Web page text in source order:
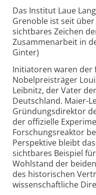
Das Institut Laue
Grenoble ist seit
sichtbares Zeichen
Zusammenarbeit in
Ginter)
Initiatoren waren der
Nobelpreisträger
Leibnitz, der Vater
Deutschland. Maier-
Gründungsdirektor
der offizielle
Forschungsreaktor
Perspektive bleibt
sichtbares Beispiel
Wohlstand der
des historischen
wissenschaftliche